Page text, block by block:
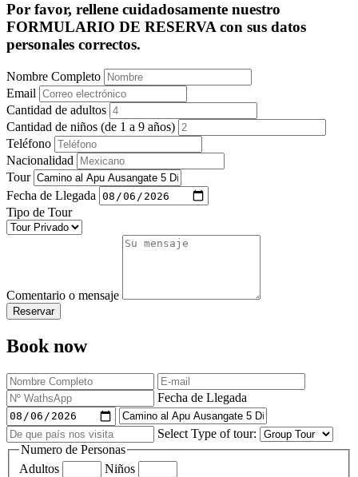
Por favor, rellene cuidadosamente nuestro
FORMULARIO DE RESERVA con sus datos
personales correctos.
Nombre Completo
Email
Cantidad de adultos
Cantidad de niños (de 1 a 9 años)
Teléfono
Nacionalidad
Tour
Fecha de Llegada
Tipo de Tour
Comentario o mensaje
Reservar
Book now
Fecha de Llegada
Select Type of tour:
Numero de Personas
Adultos
Niños